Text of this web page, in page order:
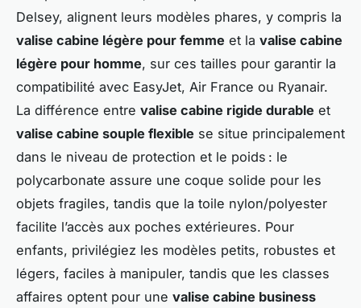
Delsey, alignent leurs modèles phares, y compris la
valise cabine légère pour femme et la valise cabine
légère pour homme, sur ces tailles pour garantir la
compatibilité avec EasyJet, Air France ou Ryanair.
La différence entre valise cabine rigide durable et
valise cabine souple flexible se situe principalement
dans le niveau de protection et le poids : le
polycarbonate assure une coque solide pour les
objets fragiles, tandis que la toile nylon/polyester
facilite l’accès aux poches extérieures. Pour
enfants, privilégiez les modèles petits, robustes et
légers, faciles à manipuler, tandis que les classes
affaires optent pour une valise cabine business